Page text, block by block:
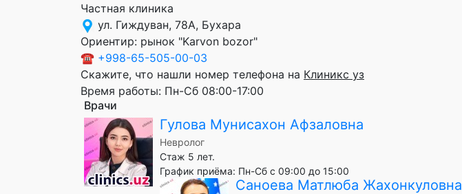
Частная клиника
ул. Гиждуван, 78А, Бухара
Ориентир: рынок "Karvon bozor"
☎ +998-65-505-00-03
Скажите, что нашли номер телефона на Клиникс уз
Время работы: Пн-Сб 08:00-17:00
Врачи
Гулова Мунисахон Афзаловна
Невролог
Стаж 5 лет.
График приёма: Пн-Сб с 09:00 до 15:00
Саноева Матлюба Жахонкуловна